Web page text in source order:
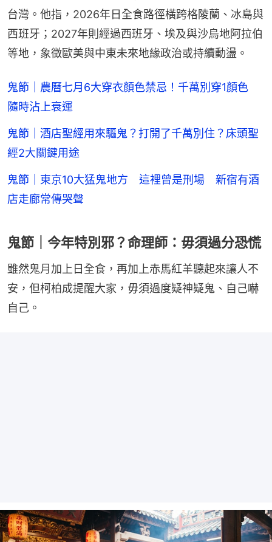
台灣。他指，2026年日全食路徑橫跨格陵蘭、冰島與
西班牙；2027年則經過西班牙、埃及與沙烏地阿拉伯
等地，象徵歐美與中東未來地緣政治或持續動盪。
鬼節｜農曆七月6大穿衣顏色禁忌！千萬別穿1顏色
隨時沾上衰運
鬼節｜酒店聖經用來驅鬼？打開了千萬別住？床頭聖
經2大關鍵用途
鬼節｜東京10大猛鬼地方 這裡曾是刑場 新宿有酒
店走廊常傳哭聲
鬼節｜今年特別邪？命理師：毋須過分恐慌
雖然鬼月加上日全食，再加上赤馬紅羊聽起來讓人不
安，但柯柏成提醒大家，毋須過度疑神疑鬼、自己嚇
自己。